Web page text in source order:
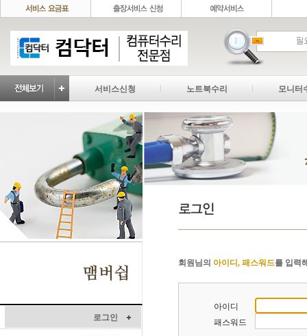
서비스신청 노트북수리 모니터
로그인
회원님의 아이디, 패스워드를 입력
아이디
패스워드